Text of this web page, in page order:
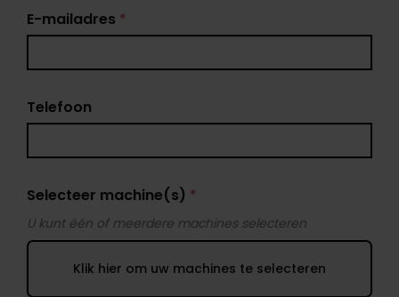
E-mailadres *
Telefoon
Selecteer machine(s) *
U kunt één of meerdere machines selecteren
Klik hier om uw machines te selecteren